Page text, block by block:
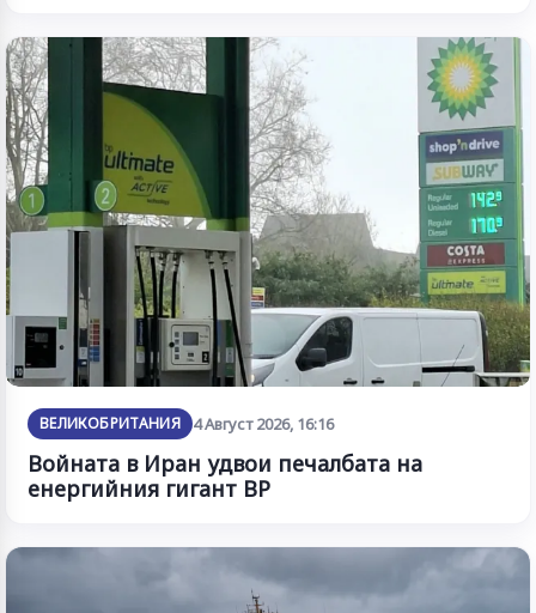
ВЕЛИКОБРИТАНИЯ 4 Август 2026, 16:16
Войната в Иран удвои печалбата на
енергийния гигант BP